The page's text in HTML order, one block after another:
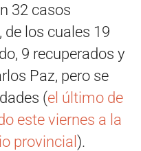
32 casos
de los cuales 19
9 recuperados y
Paz, pero se
(el último de
este viernes a la
provincial ).